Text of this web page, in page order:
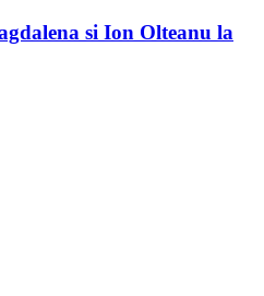
si Ion Olteanu la